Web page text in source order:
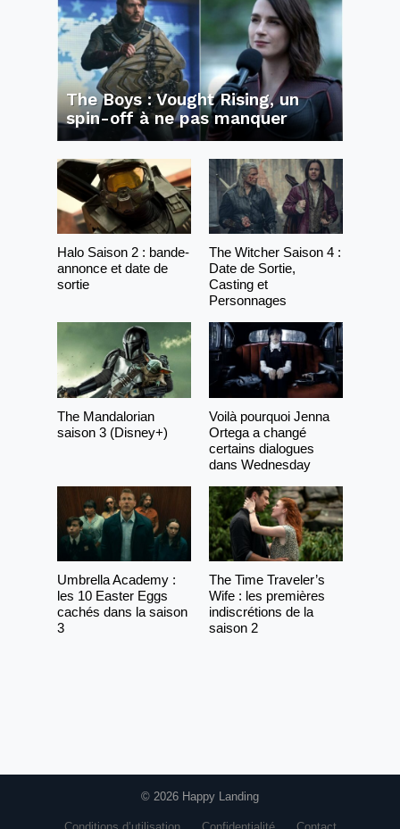
The Boys : Vought Rising, un
spin-off à ne pas manquer
Halo Saison 2 : bande-
annonce et date de
sortie
The Witcher Saison 4 :
Date de Sortie,
Casting et
Personnages
The Mandalorian
saison 3 (Disney+)
Voilà pourquoi Jenna
Ortega a changé
certains dialogues
dans Wednesday
Umbrella Academy :
les 10 Easter Eggs
cachés dans la saison
3
The Time Traveler’s
Wife : les premières
indiscrétions de la
saison 2
© 2026 Happy Landing